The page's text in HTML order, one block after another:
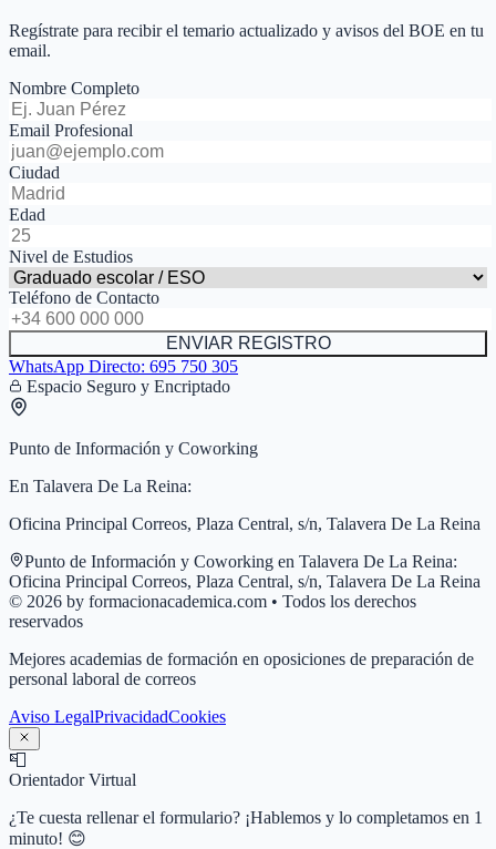
Regístrate para recibir el temario actualizado y avisos del BOE en tu
email.
Nombre Completo
Email Profesional
Ciudad
Edad
Nivel de Estudios
Teléfono de Contacto
ENVIAR REGISTRO
WhatsApp Directo: 695 750 305
Espacio Seguro y Encriptado
Punto de Información y Coworking
En Talavera De La Reina:
Oficina Principal Correos, Plaza Central, s/n, Talavera De La Reina
Punto de Información y Coworking en Talavera De La Reina:
Oficina Principal Correos, Plaza Central, s/n, Talavera De La Reina
© 2026 by formacionacademica.com • Todos los derechos
reservados
Mejores academias de formación en oposiciones de preparación de
personal laboral de correos
Aviso LegalPrivacidadCookies
📮
Orientador Virtual
¿Te cuesta rellenar el formulario? ¡Hablemos y lo completamos en 1
minuto! 😊